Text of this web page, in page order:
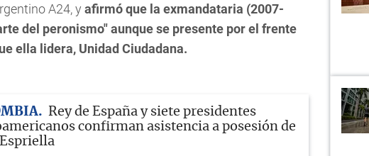
A24, y afirmó que la exmandataria (2007-
del peronismo" aunque se presente por el frente
ella lidera, Unidad Ciudadana.
Rey de España y siete presidentes
confirman asistencia a posesión de